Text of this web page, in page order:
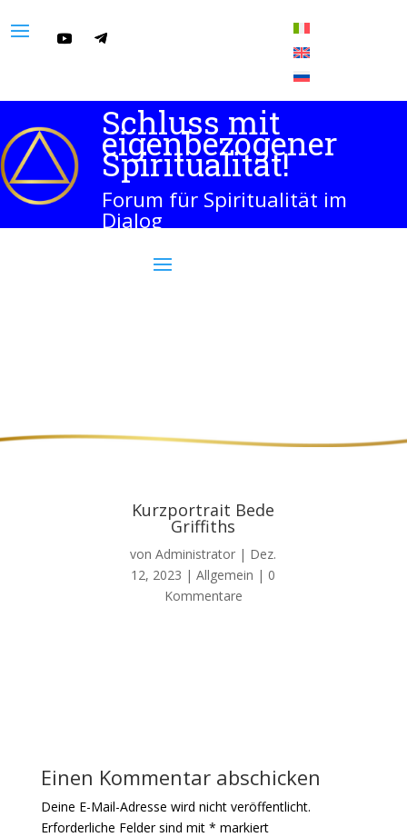
Schluss mit
eigenbezogener
Spiritualität!
Forum für Spiritualität im
Dialog
Kurzportrait Bede
Griffiths
vonAdministrator | Dez.
12, 2023 | Allgemein | 0
Kommentare
Einen Kommentar abschicken
Deine E-Mail-Adresse wird nicht veröffentlicht.
Erforderliche Felder sind mit * markiert